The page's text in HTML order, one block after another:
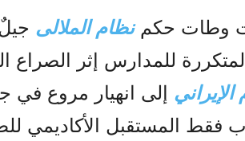
وطات حکمنظام الملالی
للمدارس إثر الصراع
الإيراني إلى انهيار مروع في
فقط المستقبل الأكاديمي